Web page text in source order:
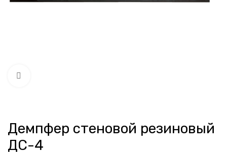
Демпфер стеновой резиновый
ДС-4